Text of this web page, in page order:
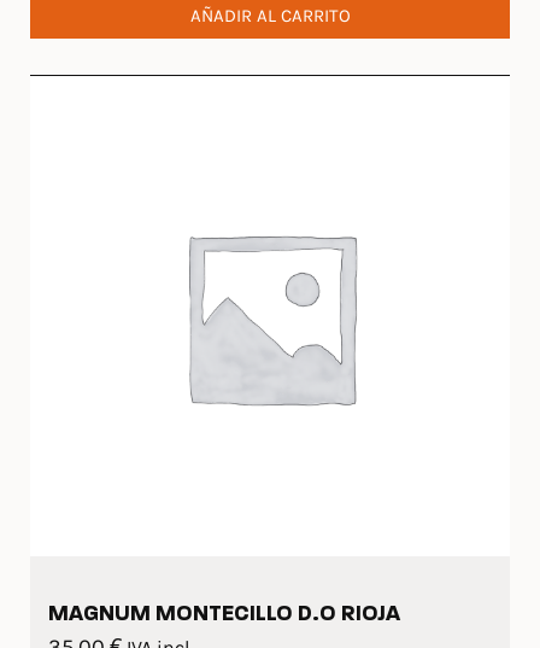
AÑADIR AL CARRITO
MAGNUM MONTECILLO D.O RIOJA